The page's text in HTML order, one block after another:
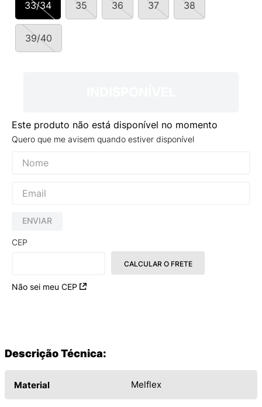
33/34 35 36 37 38
39/40
Este produto não está disponível no momento
Quero que me avisem quando estiver disponível
ENVIAR
CEP
Não sei meu CEP
CALCULAR O FRETE
Descrição Técnica:
Material Melflex
º
NEW 530
10º VANS TÊNIS VANS ULTRARANGE